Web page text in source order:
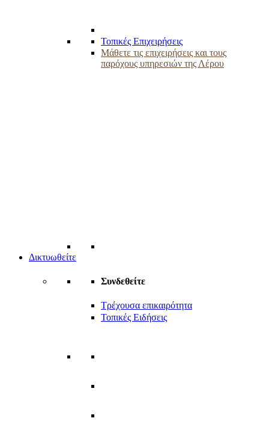
Τοπικές Επιχειρήσεις
Μάθετε τις επιχειρήσεις και τους
παρόχους υπηρεσιών της Λέρου
Δικτυωθείτε
Συνδεθείτε
Τρέχουσα επικαιρότητα
Τοπικές Ειδήσεις